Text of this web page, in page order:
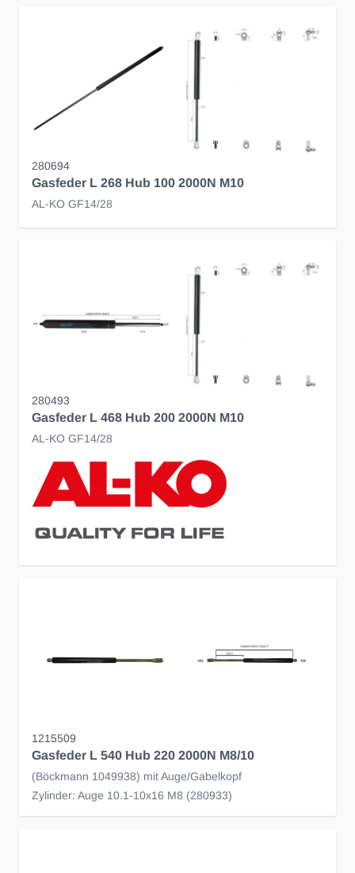
280694
Gasfeder L 268 Hub 100 2000N M10
AL-KO GF14/28
280493
Gasfeder L 468 Hub 200 2000N M10
AL-KO GF14/28
1215509
Gasfeder L 540 Hub 220 2000N M8/10
(Böckmann 1049938) mit Auge/Gabelkopf
Zylinder: Auge 10.1-10x16 M8 (280933)